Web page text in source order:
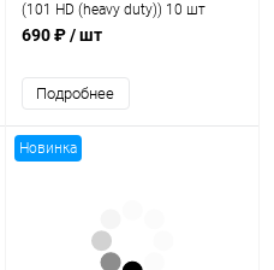
(101 HD (heavy duty)) 10 шт
(прозрачный)
690 ₽/ шт
Подробнее
Новинка